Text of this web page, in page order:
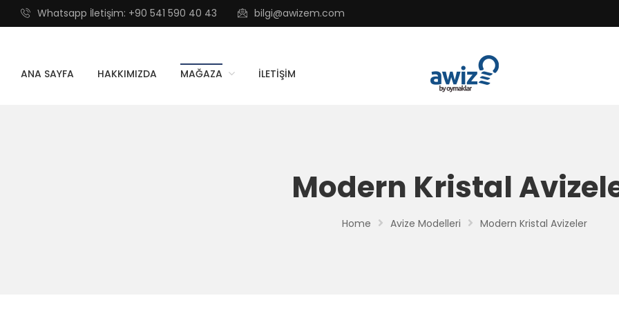
Whatsapp İletişim: +90 541 590 40 43 bilgi@awizem.com
ANA SAYFA HAKKIMIZDA MAĞAZA İLETIŞIM
Modern Kristal
Home Avize Modelleri Modern Kristal Avizeler